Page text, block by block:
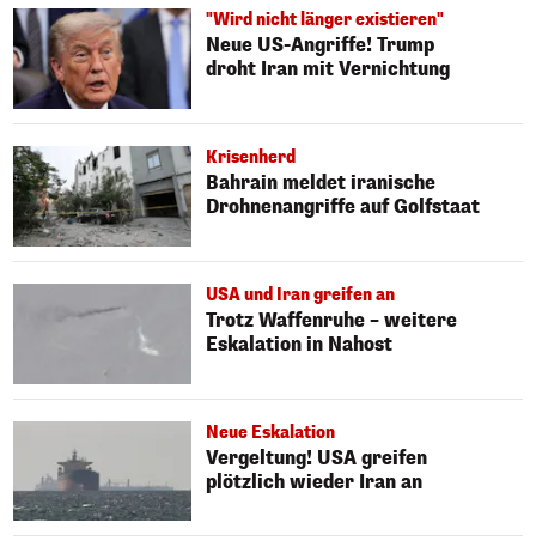
"Wird nicht länger existieren"
Neue US-Angriffe! Trump
droht Iran mit Vernichtung
Krisenherd
Bahrain meldet iranische
Drohnenangriffe auf Golfstaat
USA und Iran greifen an
Trotz Waffenruhe – weitere
Eskalation in Nahost
Neue Eskalation
Vergeltung! USA greifen
plötzlich wieder Iran an